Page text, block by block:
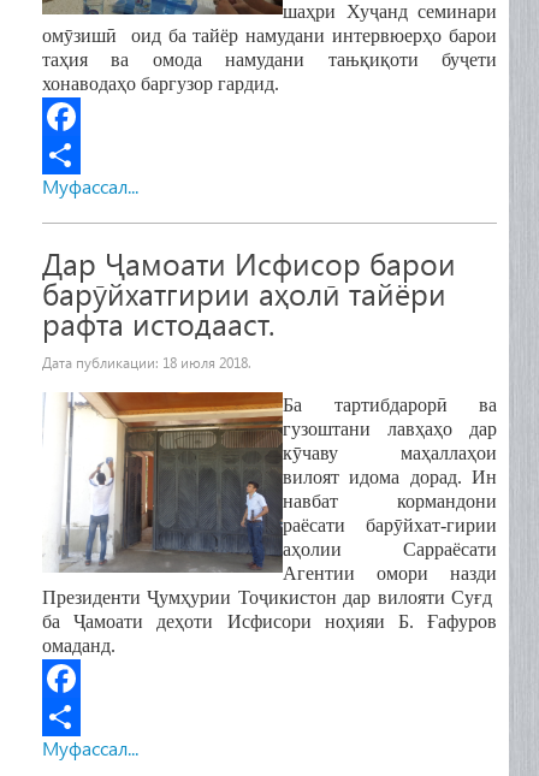
шаҳри Хуҷанд семинари
омӯзишӣ оид ба тайёр намудани интервюерҳо барои
таҳия ва омода намудани тањқиқоти буҷети
хонаводаҳо баргузор гардид.
F
a
c
e
b
o
k
S
h
a
r
e
Муфассал...
Дар Ҷамоати Исфисор барои
барӯйхатгирии аҳолӣ тайёри
рафта истодааст.
Дата публикации: 18 июля 2018.
Ба тартибдарорӣ ва
гузоштани лавҳаҳо дар
кӯчаву маҳаллаҳои
вилоят идома дорад. Ин
навбат кормандони
раёсати барӯйхат-гирии
аҳолии Сарраёсати
Агентии омори назди
Президенти Ҷумҳурии Тоҷикистон дар вилояти Суғд
ба Ҷамоати деҳоти Исфисори ноҳияи Б. Ғафуров
омаданд.
F
a
S
Муфассал...